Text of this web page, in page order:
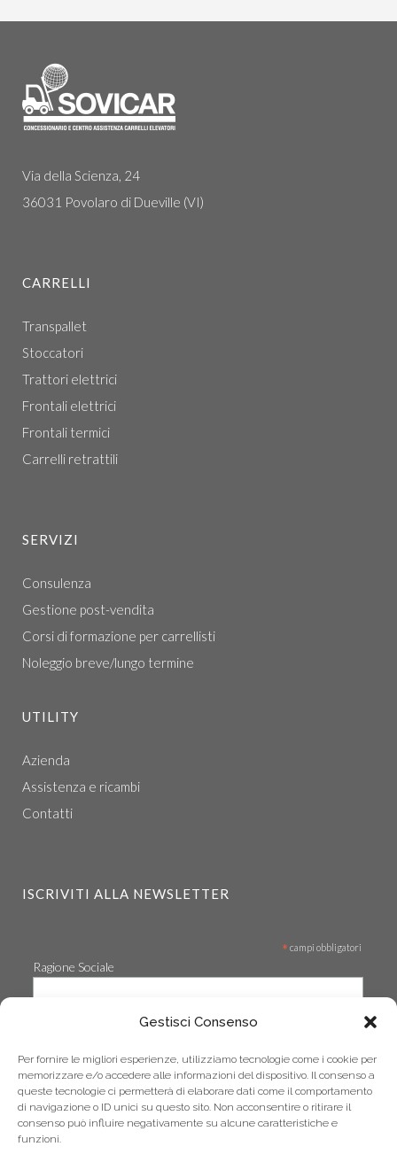
Gestisci Consenso
Per fornire le migliori esperienze, utilizziamo tecnologie come i cookie per
memorizzare e/o accedere alle informazioni del dispositivo. Il consenso a
queste tecnologie ci permetterà di elaborare dati come il comportamento
di navigazione o ID unici su questo sito. Non acconsentire o ritirare il
consenso può influire negativamente su alcune caratteristiche e
funzioni.
Via della Scienza, 24
36031 Povolaro di Dueville (VI)
CARRELLI
Transpallet
Stoccatori
Trattori elettrici
Frontali elettrici
Frontali termici
Carrelli retrattili
SERVIZI
Consulenza
Gestione post-vendita
Corsi di formazione per carrellisti
Noleggio breve/lungo termine
UTILITY
Azienda
Assistenza e ricambi
Contatti
ISCRIVITI ALLA NEWSLETTER
* campi obbligatori
Ragione Sociale